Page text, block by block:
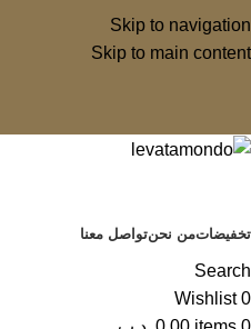
Skip to navigation
Skip to main content
تخفيضاتمن نحنتواصل معنا
Search
0
Wishlist